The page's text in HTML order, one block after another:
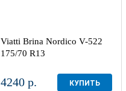
Viatti Brina Nordico V-522
175/70 R13
4240 р. КУПИТЬ